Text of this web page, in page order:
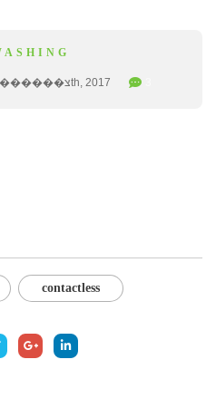
צ������ ��������� 7th, 2017
contactless